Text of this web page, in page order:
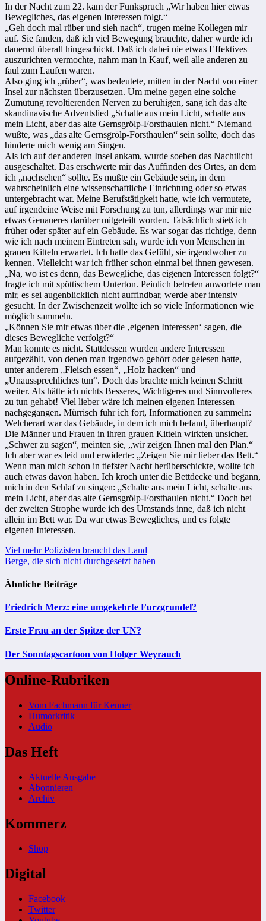
In der Nacht zum 22. kam der Funkspruch „Wir haben hier etwas
Bewegliches, das eigenen Interessen folgt.“
„Geh doch mal rüber und sieh nach“, trugen meine Kollegen mir
auf. Sie fanden, daß ich viel Bewegung brauchte, daher wurde ich
dauernd überall hingeschickt. Daß ich dabei nie etwas Effektives
auszurichten vermochte, nahm man in Kauf, weil alle anderen zu
faul zum Laufen waren.
Also ging ich „rüber“, was bedeutete, mitten in der Nacht von einer
Insel zur nächsten überzusetzen. Um meine gegen eine solche
Zumutung revoltierenden Nerven zu beruhigen, sang ich das alte
skandinavische Adventslied „Schalte aus mein Licht, schalte aus
mein Licht, aber das alte Gernsgrölp-Forsthaulen nicht.“ Niemand
wußte, was „das alte Gernsgrölp-Forsthaulen“ sein sollte, doch das
hinderte mich wenig am Singen.
Als ich auf der anderen Insel ankam, wurde soeben das Nachtlicht
ausgeschaltet. Das erschwerte mir das Auffinden des Ortes, an dem
ich „nachsehen“ sollte. Es mußte ein Gebäude sein, in dem
wahrscheinlich eine wissenschaftliche Einrichtung oder so etwas
untergebracht war. Meine Berufstätigkeit hatte, wie ich vermutete,
auf irgendeine Weise mit Forschung zu tun, allerdings war mir nie
etwas Genaueres darüber mitgeteilt worden. Tatsächlich stieß ich
früher oder später auf ein Gebäude. Es war sogar das richtige, denn
wie ich nach meinem Eintreten sah, wurde ich von Menschen in
grauen Kitteln erwartet. Ich hatte das Gefühl, sie irgendwoher zu
kennen. Vielleicht war ich früher schon einmal bei ihnen gewesen.
„Na, wo ist es denn, das Bewegliche, das eigenen Interessen folgt?“
fragte ich mit spöttischem Unterton. Peinlich betreten anwortete man
mir, es sei augenblicklich nicht auffindbar, werde aber intensiv
gesucht. In der Zwischenzeit wollte ich so viele Informationen wie
möglich sammeln.
„Können Sie mir etwas über die ‚eigenen Interessen‘ sagen, die
dieses Bewegliche verfolgt?“
Man konnte es nicht. Stattdessen wurden andere Interessen
aufgezählt, von denen man irgendwo gehört oder gelesen hatte,
unter anderem „Fleisch essen“, „Holz hacken“ und
„Unaussprechliches tun“. Doch das brachte mich keinen Schritt
weiter. Als hätte ich nichts Besseres, Wichtigeres und Sinnvolleres
zu tun gehabt! Viel lieber wäre ich meinen eigenen Interessen
nachgegangen. Mürrisch fuhr ich fort, Informationen zu sammeln:
Welcherart war das Gebäude, in dem ich mich befand, überhaupt?
Die Männer und Frauen in ihren grauen Kitteln wirkten unsicher.
„Schwer zu sagen“, meinten sie, „wir zeigen Ihnen mal den Plan.“
Ich aber war es leid und erwiderte: „Zeigen Sie mir lieber das Bett.“
Wenn man mich schon in tiefster Nacht herüberschickte, wollte ich
auch etwas davon haben. Ich kroch unter die Bettdecke und begann,
mich in den Schlaf zu singen: „Schalte aus mein Licht, schalte aus
mein Licht, aber das alte Gernsgrölp-Forsthaulen nicht.“ Doch bei
der zweiten Strophe wurde ich des Umstands inne, daß ich nicht
allein im Bett war. Da war etwas Bewegliches, und es folgte
eigenen Interessen.
Beitragsnavigation
Viel mehr Polizisten braucht das Land
Berge, die sich nicht durchgesetzt haben
Ähnliche Beiträge
Friedrich Merz: eine umgekehrte Furzgrundel?
Erste Frau an der Spitze der UN?
Der Sonntagscartoon von Holger Weyrauch
Online-Rubriken
Vom Fachmann für Kenner
Humorkritik
Audio
Das Heft
Aktuelle Ausgabe
Abonnieren
Archiv
Kommerz
Shop
Digital
Facebook
Twitter